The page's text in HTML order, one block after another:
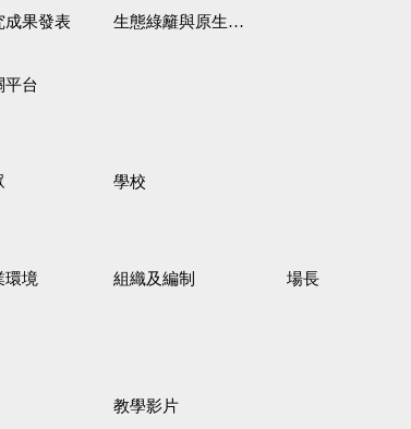
成果發表 生態綠籬與原生野花植生毯
平台
學校
環境 組織及編制 場長
教學影片